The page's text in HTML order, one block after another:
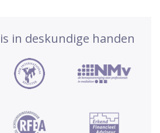
in deskundige handen